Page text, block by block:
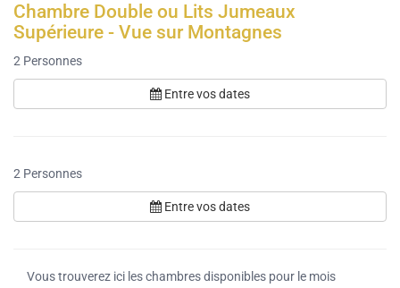
Chambre Double ou Lits Jumeaux
Supérieure - Vue sur Montagnes
2 Personnes
Entre vos dates
2 Personnes
Entre vos dates
Vous trouverez ici les chambres disponibles pour le mois